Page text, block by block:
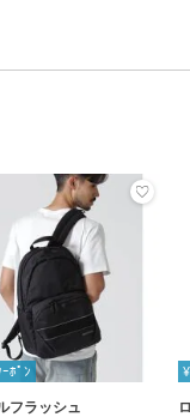
ﾎﾟﾝ
フラッシュ